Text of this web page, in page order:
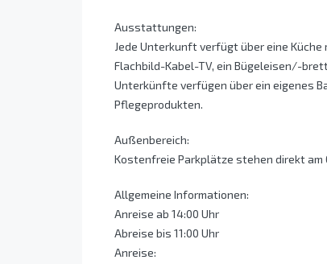
Ausstattungen:
Jede Unterkunft verfügt über eine
Flachbild-Kabel-TV, ein Bügeleisen/-
Unterkünfte verfügen über ein eigenes
Pflegeprodukten.
Außenbereich:
Kostenfreie Parkplätze stehen direkt am
Allgemeine Informationen:
Anreise ab 14:00 Uhr
Abreise bis 11:00 Uhr
Anreise: